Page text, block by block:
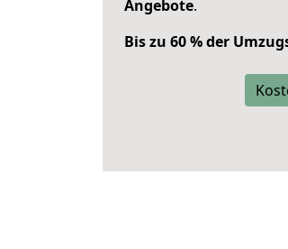
Angebote.
Bis zu 60 % der